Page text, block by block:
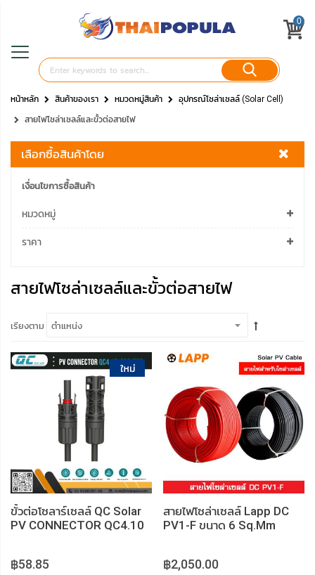
0
หน้าหลัก สินค้าของเรา หมวดหมู่สินค้า อุปกรณ์โซล่าเซลล์ (Solar Cell)
สายไฟโซล่าเซลล์และขั้วต่อสายไฟ
สายไฟโซล่าเซลล์และขั้วต่อสายไฟ
เรียงตาม
ขั้วต่อโซลาร์เซลล์ QC Solar
PV CONNECTOR QC4.10
฿58.85
สายไฟโซล่าเซลล์ Lapp DC
PV1-F ขนาด 6 Sq.mm
฿2,050.00
เลือกซื้อสินค้าโดย
เงื่อนไขการซื้อสินค้า
หมวดหมู่
ราคา